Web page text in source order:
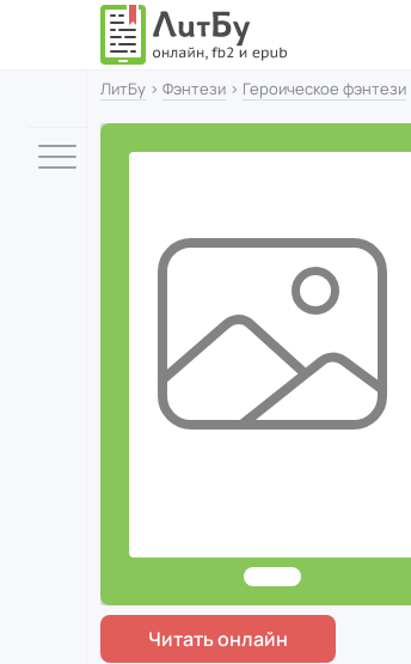
ЛитБу › Фэнтези › Героическое фэнтези